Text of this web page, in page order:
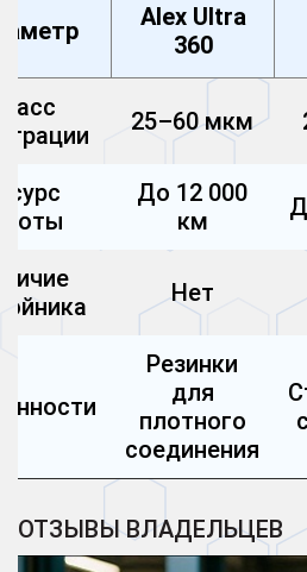
Alex Ultra
360
25–60 мкм
До 12 000
км
Нет
Резинки
для
плотного
соединения
ОТЗЫВЫ ВЛАДЕЛЬЦЕВ